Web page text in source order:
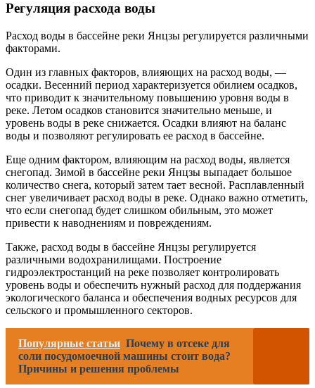
Регуляция расхода воды
Расход воды в бассейне реки Янцзы регулируется различными
факторами.
Один из главных факторов, влияющих на расход воды, —
осадки. Весенний период характеризуется обилием осадков,
что приводит к значительному повышению уровня воды в
реке. Летом осадков становится значительно меньше, и
уровень воды в реке снижается. Осадки влияют на баланс
воды и позволяют регулировать ее расход в бассейне.
Еще одним фактором, влияющим на расход воды, является
снегопад. Зимой в бассейне реки Янцзы выпадает большое
количество снега, который затем тает весной. Расплавленный
снег увеличивает расход воды в реке. Однако важно отметить,
что если снегопад будет слишком обильным, это может
привести к наводнениям и повреждениям.
Также, расход воды в бассейне Янцзы регулируется
различными водохранилищами. Построение
гидроэлектростанций на реке позволяет контролировать
уровень воды и обеспечить нужный расход для поддержания
экологического баланса и обеспечения водных ресурсов для
сельского и промышленного секторов.
Популярные статьи Почему в отсеке для
соли посудомоечной машины стоит вода?
Причины и решения проблемы